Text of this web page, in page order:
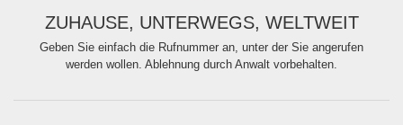
ZUHAUSE, UNTERWEGS, WELTWEIT
Geben Sie einfach die Rufnummer an, unter der Sie angerufen
werden wollen. Ablehnung durch Anwalt vorbehalten.